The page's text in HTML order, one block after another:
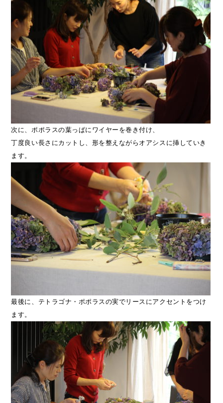
次に、ポポラスの葉っぱにワイヤーを巻き付け、
丁度良い長さにカットし、形を整えながらオアシスに挿していき
ます。
最後に、テトラゴナ・ポポラスの実でリースにアクセントをつけ
ます。